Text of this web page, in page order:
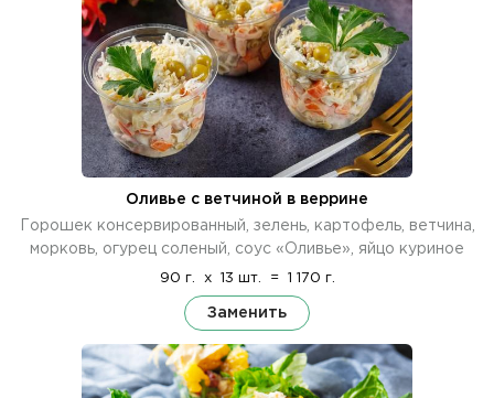
Оливье с ветчиной в веррине
Горошек консервированный, зелень, картофель, ветчина,
морковь, огурец соленый, соус «Оливье», яйцо куриное
90 г. x 13 шт. = 1 170 г.
Заменить